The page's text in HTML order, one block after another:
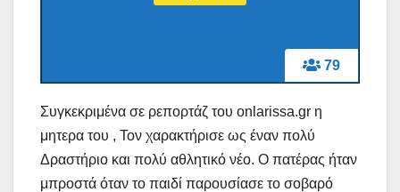
79
Συγκεκριμένα σε ρεπορτάζ του onlarissa.gr η
μητερα του , Τον χαρακτήρισε ως έναν πολύ
Δραστήριο και πολύ αθλητικό νέο. Ο πατέρας ήταν
μπροστά όταν το παιδί παρουσίασε το σοβαρό